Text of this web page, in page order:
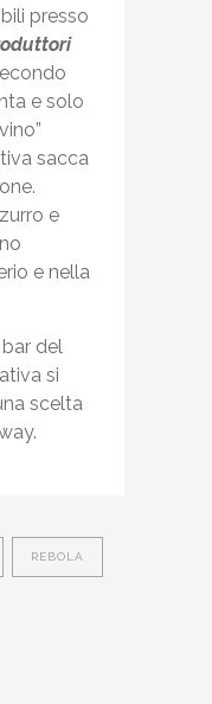
presso
e solo
sacca
e
e nella
del
si
scelta
REBOLA